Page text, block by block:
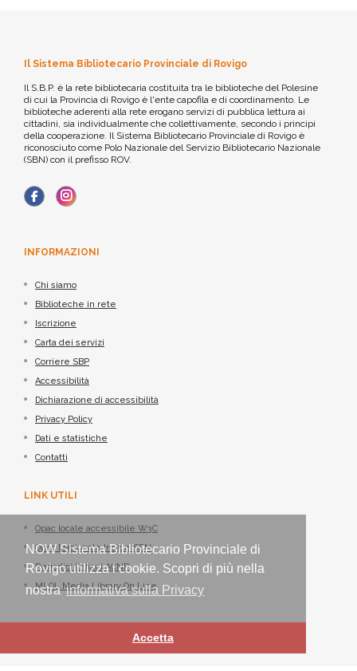
NOW Sistema Bibliotecario Provinciale di
Rovigo utilizza i cookie. Scopri di più nella
nostrainformativa sulla Privacy
Accetta
Il Sistema Bibliotecario Provinciale di Rovigo
Il S.B.P. è la rete bibliotecaria costituita tra le biblioteche del Polesine
di cui la Provincia di Rovigo è l'ente capofila e di coordinamento. Le
biblioteche aderenti alla rete erogano servizi di pubblica lettura ai
cittadini, sia individualmente che collettivamente, secondo i principi
della cooperazione. Il Sistema Bibliotecario Provinciale di Rovigo è
riconosciuto come Polo Nazionale del Servizio Bibliotecario Nazionale
(SBN) con il prefisso ROV.
INFORMAZIONI
Chi siamo
Biblioteche in rete
Iscrizione
Carta dei servizi
Corriere SBP
Accessibilità
Dichiarazione di accessibilità
Privacy Policy
Dati e statistiche
Contatti
LINK UTILI
Opac locale accessibile W3C
Opac Nazionale Indice SBN
Periodici italiani ACNP
MLOL Media Library On Line